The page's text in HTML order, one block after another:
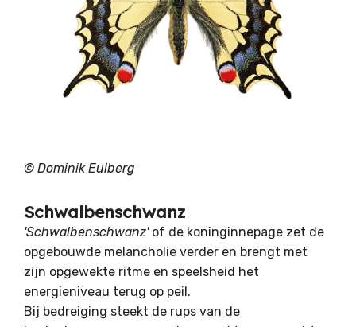
© Dominik Eulberg
Schwalbenschwanz
'Schwalbenschwanz'of de koninginnepage zet de
opgebouwde melancholie verder en brengt met
zijn opgewekte ritme en speelsheid het
energieniveau terug op peil.
Bij bedreiging steekt de rups van de